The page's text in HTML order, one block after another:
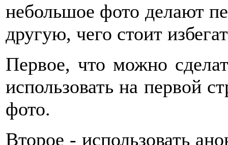
небольшое фото делают
другую, чего стоит
Первое, что можно
использовать на первой
фото.
Второе - использовать